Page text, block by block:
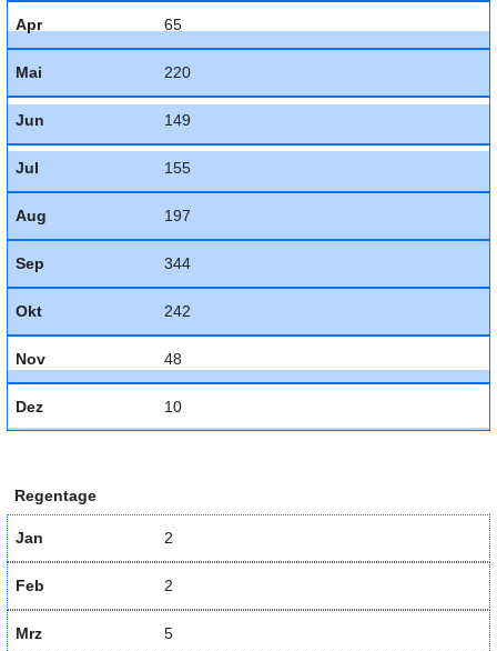
Apr 65
Mai 220
Jun 149
Jul 155
Aug 197
Sep 344
Okt 242
Nov 48
Dez 10
Regentage
Jan 2
Feb 2
Mrz 5